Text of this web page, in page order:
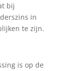
bij
in
te zijn.
is op de